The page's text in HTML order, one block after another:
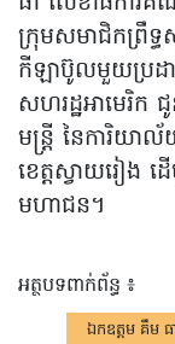
ក្រុមសមាជិកព្រឹទ្ធ
កីឡាប៊ូលមួយប្រដា
សហរដ្ឋអាមេរិ
មន្ត្រី នៃការិយា
ខេត្តស្វាយរៀង
មហាជន។
អត្ថបទពាក់ព័ន្ធ ៖
ឯកឧត្តម គឹម ធ